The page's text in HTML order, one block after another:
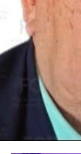
medida, el
realizará pozos
subsuelo de
Coahuila y
Tamaulipas,